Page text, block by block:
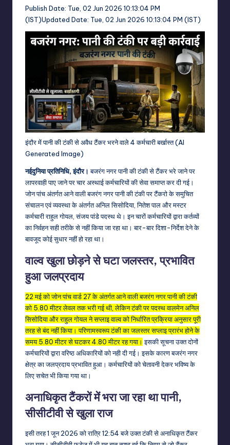
Publish Date: Tue, 02 Jun 2026 10:13:04 PM
(IST)Updated Date: Tue, 02 Jun 2026 10:13:04 PM (IST)
इंदौर में पानी की टंकी से अवैध टैंकर भरने वाले 4 कर्मचारी बर्खास्त (AI
Generated Image)
नईदुनिया प्रतिनिधि, इंदौर। बजरंग नगर पानी की टंकी से टैंकर भरे जाने पर
लापरवाही पाए जाने पर चार अस्थाई कर्मचारियों की सेवा समाप्त कर दी गई।
जोन पांच अंतर्गत आने वाली बजरंग नगर पानी की टंकी पर टैंकरो के समुचित
संचालन एवं व्यवस्था के अंतर्गत अनिल सिसोदिया, नितेश पाल और मस्टर
कर्मचारी राहुल गोयल, संजय पांडे पदस्थ थे। इन चारों कर्मचारियों द्वारा कर्तव्यों
का निर्वहन सही तरीके से नहीं किया जा रहा था। बार-बार दिशा-निर्देश देने के
बावजूद कोई सुधार नहीं हो रहा था।
वाल्व खुला छोड़ने से घटा जलस्तर, प्रभावित
हुआ जलप्रदाय
22 मई को जोन पांच वार्ड 27 के अंतर्गत आने वाली बजरंग नगर पानी की टंकी
को 5.80 मीटर लेवल तक भरी गई थी, लेकिन टंकी पर पदस्थ वालमेन अनिल
सिसोदिया और राहुल गोयल ने सप्लाइ वाल्व को निर्धारित प्रक्रिया अनुसार पूरी
तरह से बंद नहीं किया। परिणामस्वरूप टंकी का जलस्तर सप्लाइ प्रारंभ होने के
समय 5.80 मीटर से घटकर 4.80 मीटर रह गया। इसकी सूचना उक्त दोनों
कर्मचारियों द्वारा वरिष्ठ अधिकारियों को नही दी गई। इसके कारण बजरंग नगर
क्षेत्र का जलप्रदाय प्रभावित हुआ। कर्मचारियों को चेतावनी देकर भविष्य के
लिए सचेत भी किया गया था।
अनाधिकृत टैंकरों में भरा जा रहा था पानी,
सीसीटीवी से खुला राज
इसी तरह 1 जून 2026 को रात्रि 12:54 बजे उक्त टंकी से अनाधिकृत टैंकर